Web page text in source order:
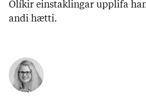
Ólík­ir ein­stak­ling­ar upp­lifa
andi hætti.